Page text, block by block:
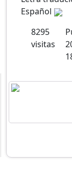
Español
8295
visitas